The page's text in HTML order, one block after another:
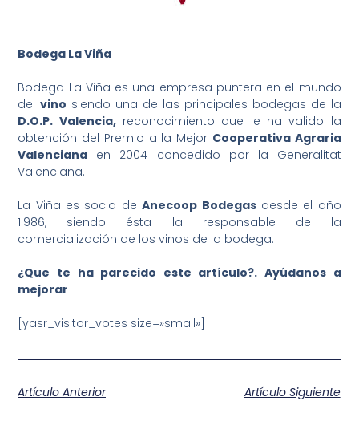
Bodega La Viña
Bodega La Viña es una empresa puntera en el mundo
delvino siendo una de las principales bodegas de la
D.O.P. Valencia,reconocimiento que le ha valido la
obtención del Premio a la Mejor Cooperativa Agraria
Valenciana en 2004 concedido por la Generalitat
Valenciana.
La Viña es socia deAnecoop Bodegasdesde el año
1.986, siendo ésta la responsable de la
comercialización de los vinos de la bodega.
¿Que te ha parecido este artículo?. Ayúdanos a
mejorar
[yasr_visitor_votes size=»small»]
Artículo Anterior Artículo Siguiente